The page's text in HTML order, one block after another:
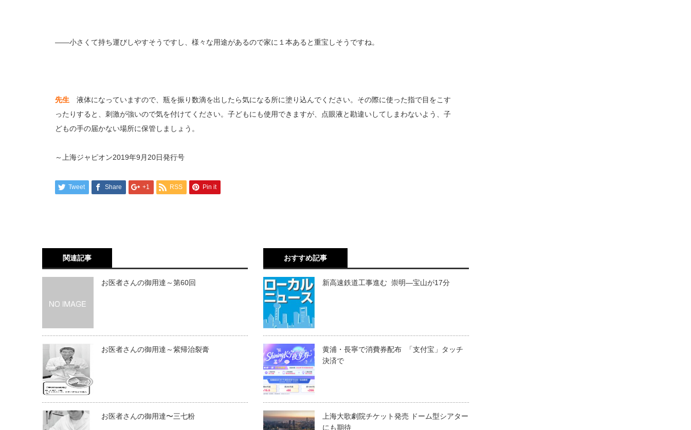
――小さくて持ち運びしやすそうですし、様々な用途があるので家に１本あると重宝しそうですね。
先生 液体になっていますので、瓶を振り数滴を出したら気になる所に塗り込んでください。その際に使った指で目をこす
ったりすると、刺激が強いので気を付けてください。子どもにも使用できますが、点眼液と勘違いしてしまわないよう、子
どもの手の届かない場所に保管しましょう。
～上海ジャピオン2019年9月20日発行号
Tweet Share +1 RSS Pin it
関連記事
お医者さんの御用達～第60回
お医者さんの御用達～紫帰治裂膏
お医者さんの御用達〜三七粉
おすすめ記事
新高速鉄道工事進む 崇明―宝山が17分
黄浦・長寧で消費券配布 「支付宝」タッチ
決済で
上海大歌劇院チケット発売 ドーム型シアター
にも期待